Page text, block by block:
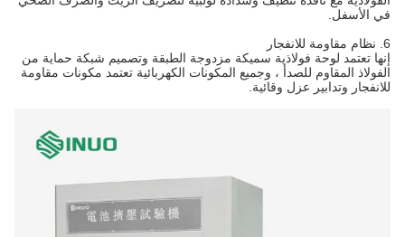
في الأسفل.
إنها تعتمد لوحة فولاذية سميكة مزدوجة الطبقة وتصميم شبكة حماية من
الفولاذ المقاوم للصدأ ، وجميع المكونات الكهربائية تعتمد مكونات مقاومة
للانفجار وتدابير عزل وقائية.